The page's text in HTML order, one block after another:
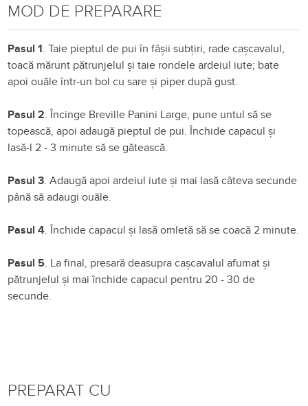
MOD DE PREPARARE
Pasul 1. Taie pieptul de pui în fâșii subțiri, rade cașcavalul,
toacă mărunt pătrunjelul și taie rondele ardeiul iute; bate
apoi ouăle într-un bol cu sare și piper după gust.
Pasul 2. Încinge Breville Panini Large, pune untul să se
topească, apoi adaugă pieptul de pui. Închide capacul și
lasă-l 2 - 3 minute să se gătească.
Pasul 3. Adaugă apoi ardeiul iute și mai lasă câteva secunde
până să adaugi ouăle.
Pasul 4. Închide capacul și lasă omletă să se coacă 2 minute.
Pasul 5. La final, presară deasupra cașcavalul afumat și
pătrunjelul și mai închide capacul pentru 20 - 30 de
secunde.
PREPARAT CU